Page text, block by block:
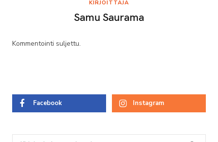
KIRJOITTAJA
Samu Saurama
Kommentointi suljettu.
Facebook Instagram
Search